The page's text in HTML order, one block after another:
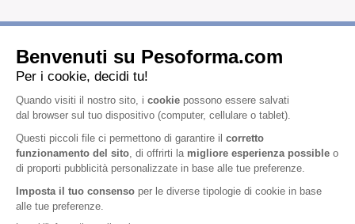
Iscriviti alla newsletter
informativa privacy
, acconsento all'iscrizione alla newsletter
periodica di Nutrition et Santé